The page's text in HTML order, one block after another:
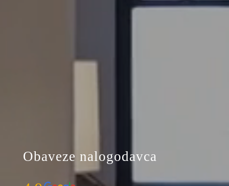
Obaveze nalogodavca